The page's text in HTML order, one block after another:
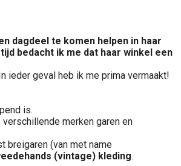
dagdeel te komen helpen in haar
bedacht ik me dat haar winkel een
ieder geval heb ik me prima vermaakt!
is.
merken garen en
breigaren (van met name
(vintage) kleding.